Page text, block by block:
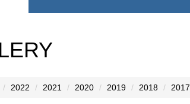
2022 2021 2020 2019 2018 2017